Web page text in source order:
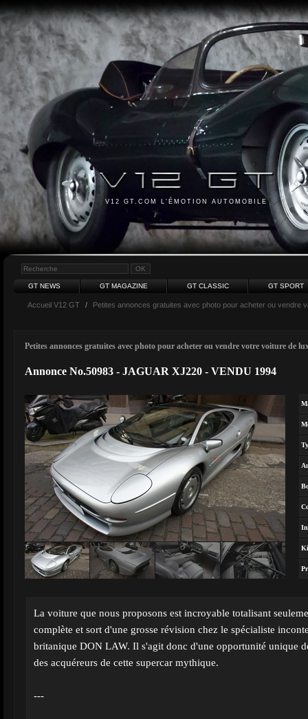
V12 GT.COM L'ÉMOTION AUTOMOBILE
GT NEWS GT MAGAZINE GT CLASSIC GT SPORT
Accueil V12 GT / Petites annonces gratuites avec photo pour acheter ou vendre
Petites annonces gratuites avec photo pour acheter ou vendre votre voiture de
Annonce No.50983 - JAGUAR XJ220 - VENDU 1994
La voiture que nous proposons est incroyable totalisant
complète et sort d'une grosse révision chez le spécialiste
britanique DON LAW. Il s'agit donc d'une opportunité unique
des acquéreurs de cette supercar mythique.
---